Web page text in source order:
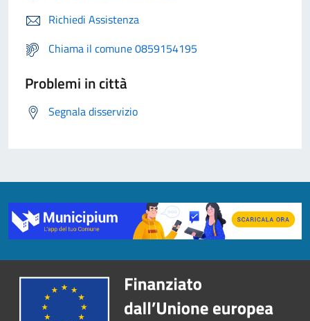
Richiedi Assistenza
Chiama il comune 0859154195
Problemi in città
Segnala disservizio